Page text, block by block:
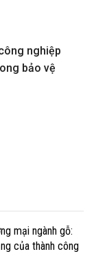
nghiệp
bảo vệ
mại ngành gỗ:
của thành công